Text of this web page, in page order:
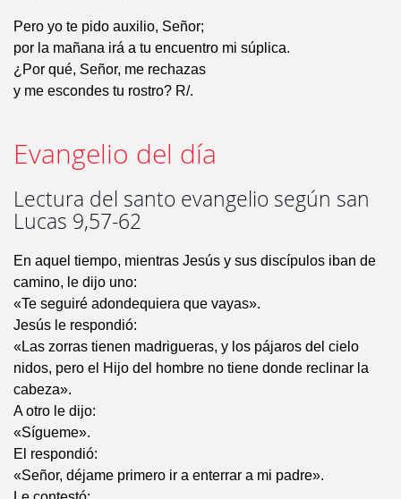
Pero yo te pido auxilio, Señor;
por la mañana irá a tu encuentro mi súplica.
¿Por qué, Señor, me rechazas
y me escondes tu rostro? R/.
Evangelio del día
Lectura del santo evangelio según san
Lucas 9,57-62
En aquel tiempo, mientras Jesús y sus discípulos iban de
camino, le dijo uno:
«Te seguiré adondequiera que vayas».
Jesús le respondió:
«Las zorras tienen madrigueras, y los pájaros del cielo
nidos, pero el Hijo del hombre no tiene donde reclinar la
cabeza».
A otro le dijo:
«Sígueme».
El respondió:
«Señor, déjame primero ir a enterrar a mi padre».